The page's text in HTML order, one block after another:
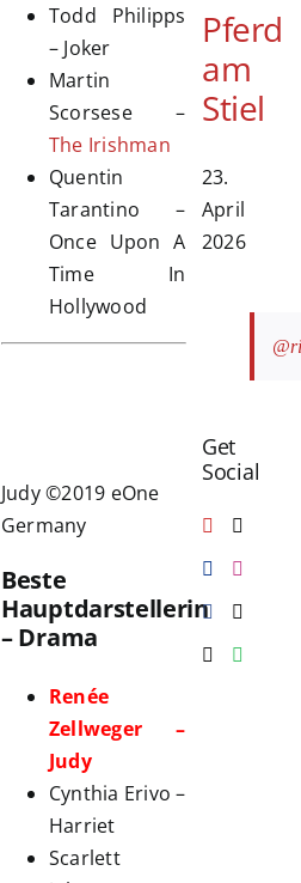
Todd Philipps
– Joker
Martin
Scorsese –
The Irishman
Quentin
Tarantino –
Once Upon A
Time In
Hollywood
Judy ©2019 eOne
Germany
Beste
Hauptdarstellerin
– Drama
Renée
Zellweger –
Judy
Cynthia Erivo –
Harriet
Scarlett
Pferd
am
Stiel
23.
April
2026
Get
Social